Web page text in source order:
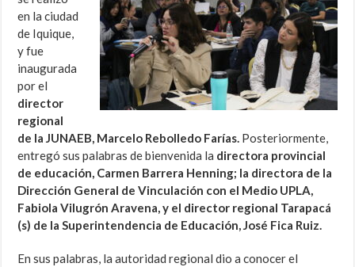
en la ciudad
de Iquique,
y fue
inaugurada
por el
director
regional
de la JUNAEB, Marcelo Rebolledo Farías. Posteriormente,
entregó sus palabras de bienvenida la directora provincial
de educación, Carmen Barrera Henning; la directora de la
Dirección General de Vinculación con el Medio UPLA,
Fabiola Vilugrón Aravena, y el director regional Tarapacá
(s) de la Superintendencia de Educación, José Fica Ruiz.
En sus palabras, la autoridad regional dio a conocer el